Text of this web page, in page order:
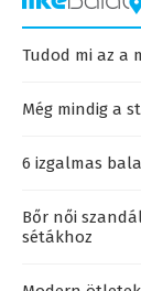
Tudod mi az a
Még mindig a
6 izgalmas
Bőr női
sétákhoz